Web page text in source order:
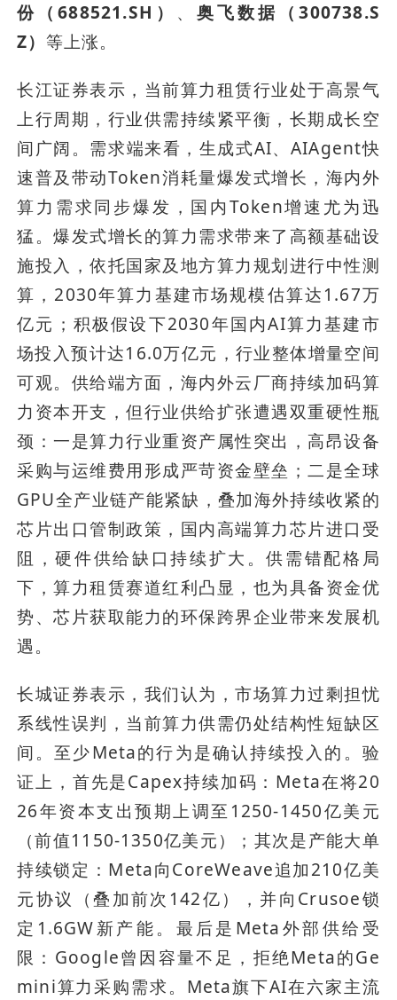
份（688521.SH） 、奥飞数据（300738.S
Z） 等上涨。
长江证券表示，当前算力租赁行业处于高景气
上行周期，行业供需持续紧平衡，长期成长空
间广阔。需求端来看，生成式AI、AIAgent快
速普及带动Token消耗量爆发式增长，海内外
算力需求同步爆发，国内Token增速尤为迅
猛。爆发式增长的算力需求带来了高额基础设
施投入，依托国家及地方算力规划进行中性测
算，2030年算力基建市场规模估算达1.67万
亿元；积极假设下2030年国内AI算力基建市
场投入预计达16.0万亿元，行业整体增量空间
可观。供给端方面，海内外云厂商持续加码算
力资本开支，但行业供给扩张遭遇双重硬性瓶
颈：一是算力行业重资产属性突出，高昂设备
采购与运维费用形成严苛资金壁垒；二是全球
GPU全产业链产能紧缺，叠加海外持续收紧的
芯片出口管制政策，国内高端算力芯片进口受
阻，硬件供给缺口持续扩大。供需错配格局
下，算力租赁赛道红利凸显，也为具备资金优
势、芯片获取能力的环保跨界企业带来发展机
遇。
长城证券表示，我们认为，市场算力过剩担忧
系线性误判，当前算力供需仍处结构性短缺区
间。至少Meta的行为是确认持续投入的。验
证上，首先是Capex持续加码：Meta在将20
26年资本支出预期上调至1250-1450亿美元
（前值1150-1350亿美元）；其次是产能大单
持续锁定：Meta向CoreWeave追加210亿美
元协议（叠加前次142亿），并向Crusoe锁
定1.6GW新产能。最后是Meta外部供给受
限：Google曾因容量不足，拒绝Meta的Ge
mini算力采购需求。Meta旗下AI在六家主流